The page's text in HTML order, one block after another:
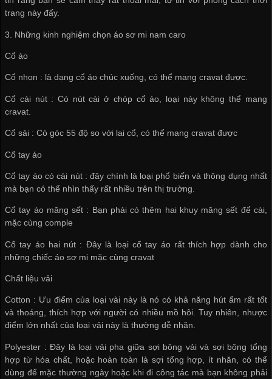
trang này đấy.
3. Những kinh nghiệm chọn áo sơ mi nam caro
Cổ áo
Cổ nhọn : là dạng cổ áo chúc xuống, có thể mang cravat được.
Cổ cài nút : Có nút cài ở chóp cổ áo, loại này không thể mang
cravat.
Cổ sải : Có góc 55 độ so với lai cổ, có thể mang cravat được
Cổ tay áo
Cổ tay áo có cài nút : đây chính là loại phổ biến và thông dụng nhất
mà bạn có thể nhìn thấy rất nhiều trên thị trường.
Cổ tay áo măng sết : Bạn phải có thêm hai khuy măng sết để cài,
mặc cùng comple
Cổ tay áo hai nút : Đây là loại cổ tay áo rất thích hợp dành cho
những chiếc áo sơ mi mặc cùng cravat
Chất liệu vải
Cotton : Ưu điểm của loại vài này là nó có khả năng hút ẩm rất tốt
và thoáng, thích hợp với người có nhiều mồ hôi. Tuy nhiên, nhược
điểm lớn nhất của loại vải này là thường dễ nhăn.
Polyester : Đây là loại vải pha giữa sợi bông vải và sợi bông tổng
hợp từ hóa chất, hoặc hoàn toàn là sợi tổng hợp, ít nhăn, có thể
dùng để mặc thường ngày hoặc khi đi công tác mà bạn không phải